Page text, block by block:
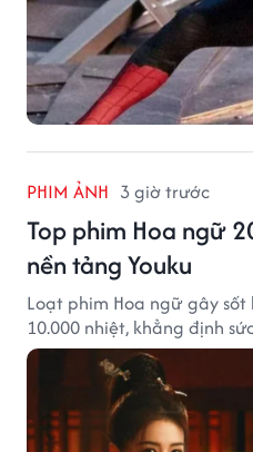
PHIM ẢNH 3 giờ trước
Top phim Hoa ngữ
nền tảng Youku
Loạt phim Hoa ngữ gây
10.000 nhiệt, khẳng định